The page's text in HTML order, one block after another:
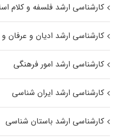
کارشناسی ارشد فلسفه و کلام
کارشناسی ارشد ادیان و عرفان
کارشناسی ارشد امور فرهنگی
کارشناسی ارشد ایران شناسی
کارشناسی ارشد باستان شناسی